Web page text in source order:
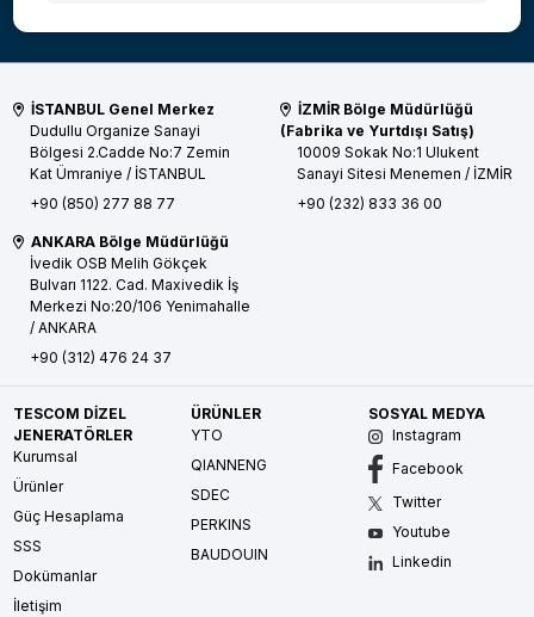
İSTANBUL Genel Merkez
Dudullu Organize Sanayi
Bölgesi 2.Cadde No:7 Zemin
Kat Ümraniye / İSTANBUL
+90 (850) 277 88 77
İZMİR Bölge Müdürlüğü
(Fabrika ve Yurtdışı Satış)
10009 Sokak No:1 Ulukent
Sanayi Sitesi Menemen / İZMİR
+90 (232) 833 36 00
ANKARA Bölge Müdürlüğü
İvedik OSB Melih Gökçek
Bulvarı 1122. Cad. Maxivedik İş
Merkezi No:20/106 Yenimahalle
/ ANKARA
+90 (312) 476 24 37
TESCOM DİZEL
JENERATÖRLER
Kurumsal
Ürünler
Güç Hesaplama
SSS
Dokümanlar
İletişim
ÜRÜNLER
YTO
QIANNENG
SDEC
PERKINS
BAUDOUIN
SOSYAL MEDYA
Instagram
Facebook
Twitter
Youtube
Linkedin